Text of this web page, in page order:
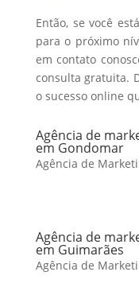
Então, se você
para o próximo
em contato
consulta gratuita.
o sucesso online
Agência de
em Gondomar
Agência de
Agência de
em Guimarães
Agência de